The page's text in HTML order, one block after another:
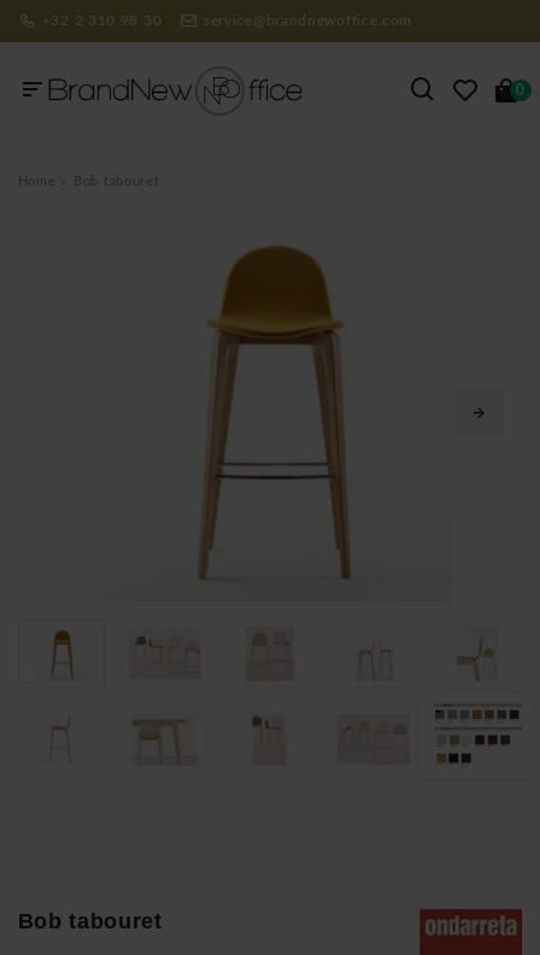
+32 2 310 98 30 service@brandnewoffice.com
0
Home Bob tabouret
Bob tabouret